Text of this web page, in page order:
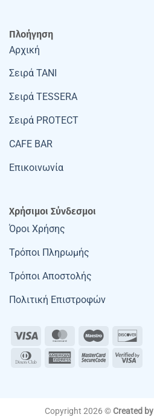
Πλοήγηση
Αρχική
Σειρά TANI
Σειρά TESSERA
Σειρά PROTECT
CAFE BAR
Επικοινωνία
Χρήσιμοι Σύνδεσμοι
Όροι Χρήσης
Τρόποι Πληρωμής
Τρόποι Αποστολής
Πολιτική Επιστροφών
Visa MasterCardMaestro
Dinners
AmericanMasterCard
Visa
Copyright 2026 © Created by